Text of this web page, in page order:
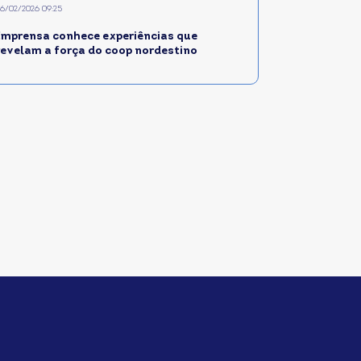
conhece experiências que
a força do coop nordestino
02/2026 09:25